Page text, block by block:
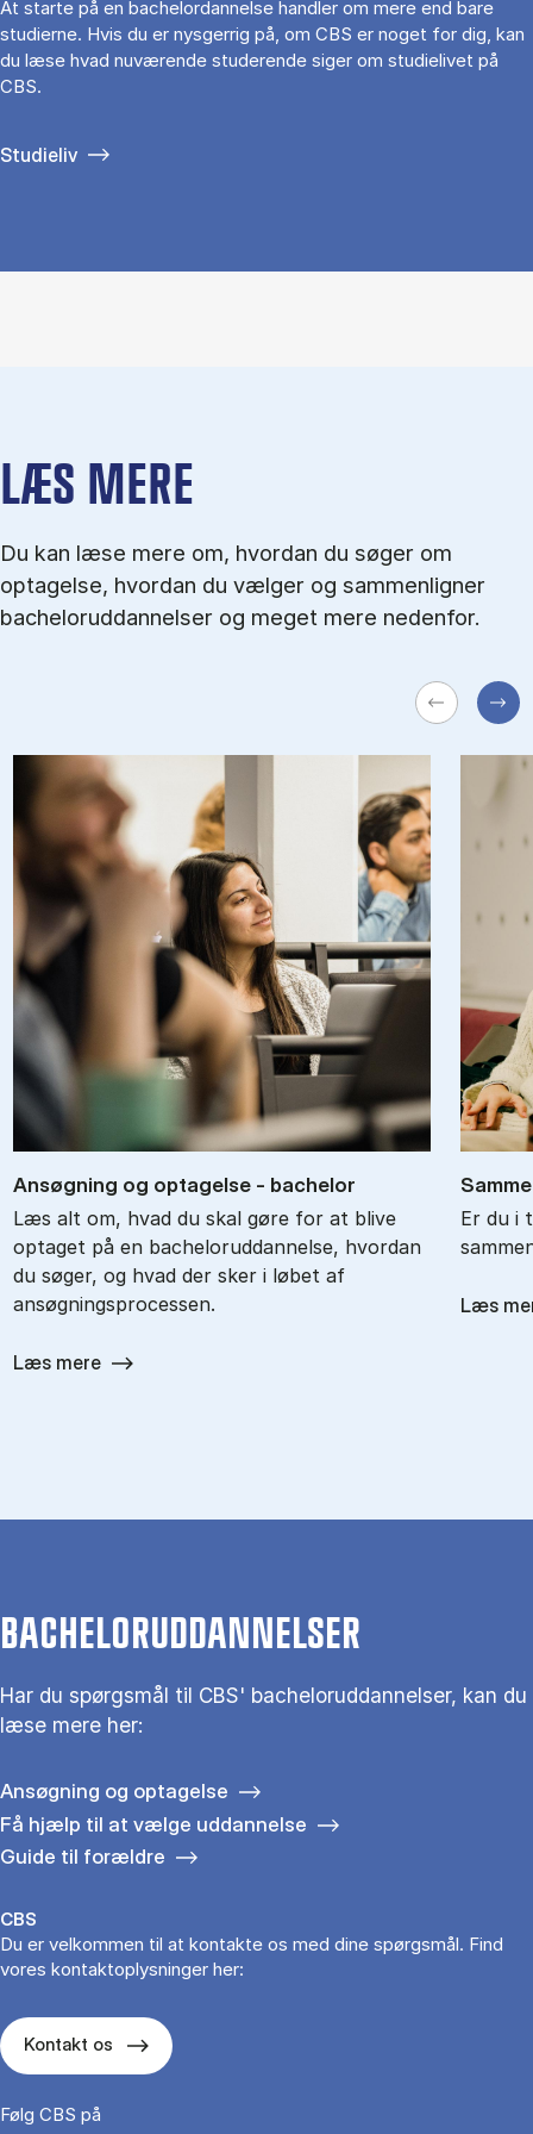
At starte på en bachelordannelse handler om mere end bare
studierne. Hvis du er nysgerrig på, om CBS er noget for dig, kan
du læse hvad nuværende studerende siger om studielivet på
CBS.
Studieliv
LÆS MERE
Du kan læse mere om, hvordan du søger om
optagelse, hvordan du vælger og sammenligner
bacheloruddannelser og meget mere nedenfor.
An­søg­ning og op­ta­gel­se - ba­chel­or
Læs alt om, hvad du skal gøre for at blive
optaget på en bacheloruddannelse, hvordan
du søger, og hvad der sker i løbet af
ansøgningsprocessen.
Læs mere
Er du i
Læs
BACHELORUDDANNELSER
Har du spørgsmål til CBS' bacheloruddannelser, kan du
læse mere her:
Ansøgning og optagelse
Få hjælp til at vælge uddannelse
Guide til forældre
CBS
Du er velkommen til at kontakte os med dine spørgsmål. Find
vores kontaktoplysninger her:
Kontakt os
Følg CBS på